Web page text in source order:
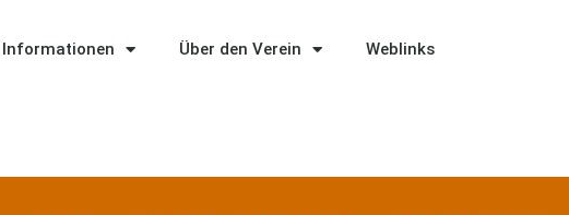
Informationen Über den Verein Weblinks